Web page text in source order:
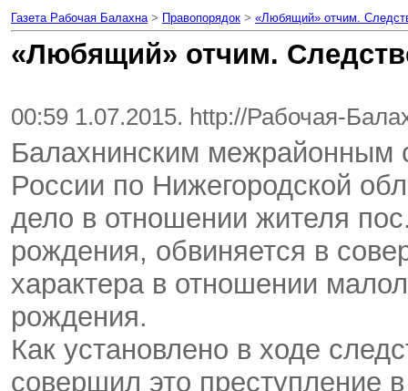
Газета Рабочая Балахна> Правопорядок > «Любящий» отчим.
«Любящий» отчим.
00:59 1.07.2015. http://Рабочая-
Балахнинским
России по Нижегородской
дело в отношении жителя
рождения, обвиняется в
характера в отношении
рождения.
Как установлено в ходе
совершил это преступление